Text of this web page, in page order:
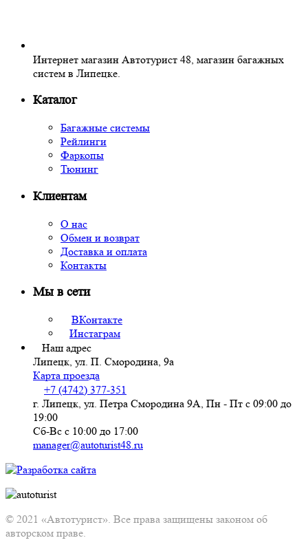
Интернет магазин Автотурист 48, магазин багажных
систем в Липецке.
Каталог
Багажные системы
Рейлинги
Фаркопы
Тюнинг
Клиентам
О нас
Обмен и возврат
Доставка и оплата
Контакты
Мы в сети
ВКонтакте
Инстаграм
Наш адрес
Липецк, ул. П. Смородина, 9а
Карта проезда
+7 (4742) 377-351
г. Липецк, ул. Петра Смородина 9А, Пн - Пт с 09:00 до
19:00
Сб-Вс с 10:00 до 17:00
manager@autoturist48.ru
© 2021 «Автотурист». Все права защищены законом об
авторском праве.